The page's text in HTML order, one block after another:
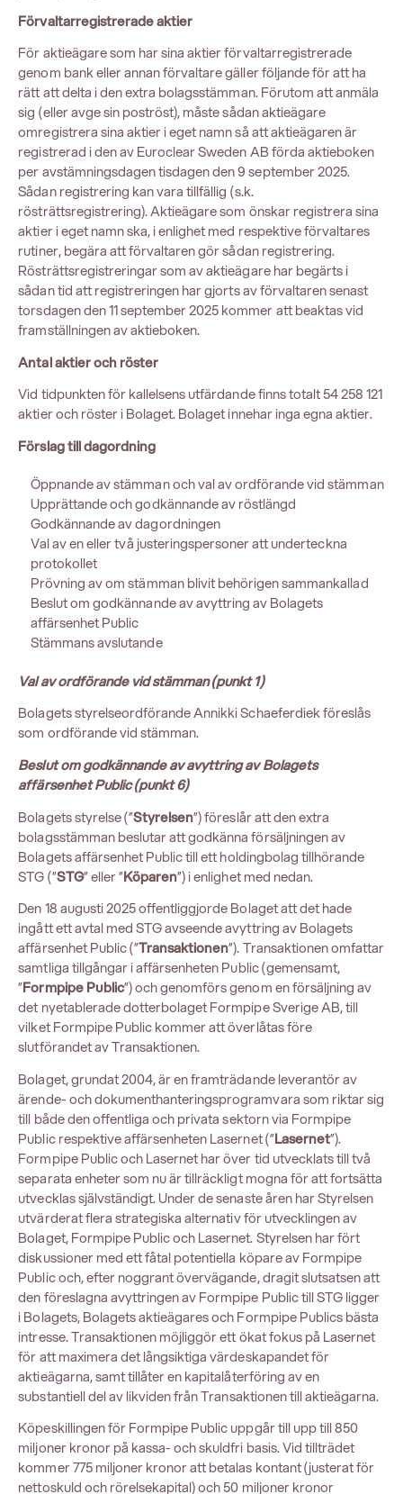
Förvaltarregistrerade aktier
För aktieägare som har sina aktier förvaltarregistrerade
genom bank eller annan förvaltare gäller följande för att ha
rätt att delta i den extra bolagsstämman. Förutom att anmäla
sig (eller avge sin poströst), måste sådan aktieägare
omregistrera sina aktier i eget namn så att aktieägaren är
registrerad i den av Euroclear Sweden AB förda aktieboken
per avstämningsdagen tisdagen den 9 september 2025.
Sådan registrering kan vara tillfällig (s.k.
rösträttsregistrering). Aktieägare som önskar registrera sina
aktier i eget namn ska, i enlighet med respektive förvaltares
rutiner, begära att förvaltaren gör sådan registrering.
Rösträttsregistreringar som av aktieägare har begärts i
sådan tid att registreringen har gjorts av förvaltaren senast
torsdagen den 11 september 2025 kommer att beaktas vid
framställningen av aktieboken.
Antal aktier och röster
Vid tidpunkten för kallelsens utfärdande finns totalt 54 258 121
aktier och röster i Bolaget. Bolaget innehar inga egna aktier.
Förslag till dagordning
Öppnande av stämman och val av ordförande vid stämman
Upprättande och godkännande av röstlängd
Godkännande av dagordningen
Val av en eller två justeringspersoner att underteckna
protokollet
Prövning av om stämman blivit behörigen sammankallad
Beslut om godkännande av avyttring av Bolagets
affärsenhet Public
Stämmans avslutande
Val av ordförande vid stämman (punkt 1)
Bolagets styrelseordförande Annikki Schaeferdiek föreslås
som ordförande vid stämman.
Beslut om godkännande av avyttring av Bolagets
affärsenhet Public (punkt 6)
Bolagets styrelse (”Styrelsen”) föreslår att den extra
bolagsstämman beslutar att godkänna försäljningen av
Bolagets affärsenhet Public till ett holdingbolag tillhörande
STG (”STG” eller ”Köparen”) i enlighet med nedan.
Den 18 augusti 2025 offentliggjorde Bolaget att det hade
ingått ett avtal med STG avseende avyttring av Bolagets
affärsenhet Public (”Transaktionen”). Transaktionen omfattar
samtliga tillgångar i affärsenheten Public (gemensamt,
”Formpipe Public”) och genomförs genom en försäljning av
det nyetablerade dotterbolaget Formpipe Sverige AB, till
vilket Formpipe Public kommer att överlåtas före
slutförandet av Transaktionen.
Bolaget, grundat 2004, är en framträdande leverantör av
ärende- och dokumenthanteringsprogramvara som riktar sig
till både den offentliga och privata sektorn via Formpipe
Public respektive affärsenheten Lasernet (”Lasernet”).
Formpipe Public och Lasernet har över tid utvecklats till två
separata enheter som nu är tillräckligt mogna för att fortsätta
utvecklas självständigt. Under de senaste åren har Styrelsen
utvärderat flera strategiska alternativ för utvecklingen av
Bolaget, Formpipe Public och Lasernet. Styrelsen har fört
diskussioner med ett fåtal potentiella köpare av Formpipe
Public och, efter noggrant övervägande, dragit slutsatsen att
den föreslagna avyttringen av Formpipe Public till STG ligger
i Bolagets, Bolagets aktieägares och Formpipe Publics bästa
intresse. Transaktionen möjliggör ett ökat fokus på Lasernet
för att maximera det långsiktiga värdeskapandet för
aktieägarna, samt tillåter en kapitalåterföring av en
substantiell del av likviden från Transaktionen till aktieägarna.
Köpeskillingen för Formpipe Public uppgår till upp till 850
miljoner kronor på kassa- och skuldfri basis. Vid tillträdet
kommer 775 miljoner kronor att betalas kontant (justerat för
nettoskuld och rörelsekapital) och 50 miljoner kronor